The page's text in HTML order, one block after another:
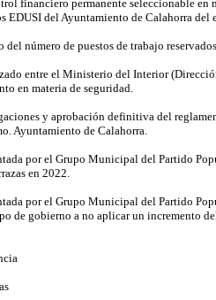
financiero permanente seleccionable en
EDUSI del Ayuntamiento de Calahorra del
del número de puestos de trabajo
entre el Ministerio del Interior
en materia de seguridad.
y aprobación definitiva del
Ayuntamiento de Calahorra.
por el Grupo Municipal del Partido
en 2022.
por el Grupo Municipal del Partido
de gobierno a no aplicar un incremento